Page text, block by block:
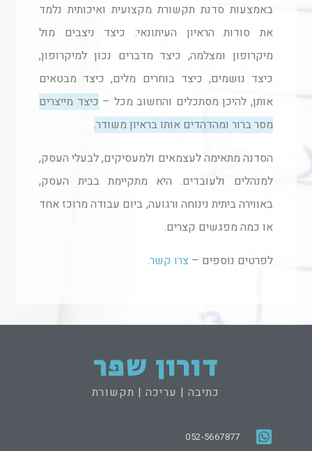
באמצעות סדנת תקשורת מקצועית ואיכותית נלמד
את סודות הראיון העיתונאי: כיצד ניצבים מול
מיקרופון ומצלמה, כיצד מדברים נכון למיקרופון,
כיצד נושמים, כיצד בוחרים מלים, כיצד מבטאים
אותן, להיכן מסתכלים והחשוב מכל – כיצד מייצרים
מסר ברור ומהדהדים אותו בראיון משודר.
הסדנה מתאימה לעצמאים ולמעסיקים, לבעלי העסק,
למנהלים ולעובדים. היא מתקיימת בבית העסק,
באווירה ביתית נינוחה ורגועה, ביום עבודה מרוכז אחד
או כמה מפגשים קצרים.
לפרטים נוספים – צרו קשר.
דורון שפר
כתיבה | עריכה | תקשורת
052-5667877